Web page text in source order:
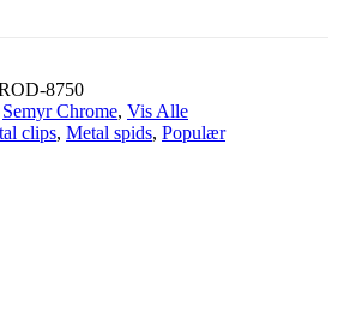
8750
Semyr Chrome, Vis Alle
clips, Metal spids, Populær